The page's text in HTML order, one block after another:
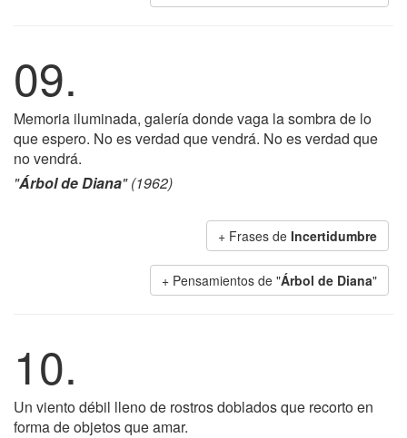
09.
Memoria iluminada, galería donde vaga la sombra de lo
que espero. No es verdad que vendrá. No es verdad que
no vendrá.
"Árbol de Diana" (1962)
+ Frases de Incertidumbre
+ Pensamientos de "Árbol de Diana"
10.
Un viento débil lleno de rostros doblados que recorto en
forma de objetos que amar.